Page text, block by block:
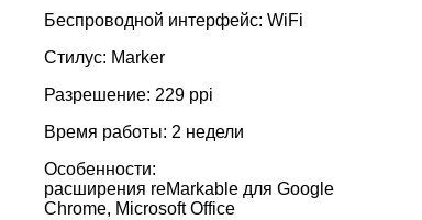
Беспроводной интерфейс: WiFi
Стилус: Marker
Разрешение: 229 ppi
Время работы: 2 недели
Особенности:
расширения reMarkable для Google
Chrome, Microsoft Office